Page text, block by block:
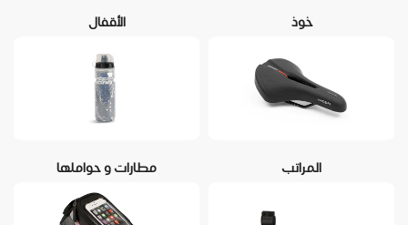
خوذ الأقفال
المراتب مطارات و حواملها